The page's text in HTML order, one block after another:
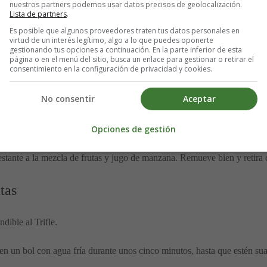
es una mezcla de frutos rojos y gelatina.Este paso es crucial
, ya
en una cacerola junto con el azúcar en polvo. Cocina a
almibarado.
jugo resultante, y colócalos en un tazón. Añade una cucharada de
que quedaron en la cacerola, añade el jugo de manzana. Cocina a
azúcar, no dudes en añadirla.
a la mezcla de frutas y jugo de manzana. Remueve bien y retira
al Trifle.
un bol con agua fría durante unos cinco minutos, hasta que estén
nuestros partners podemos usar datos precisos de geolocalización.
Lista de partners.
Es posible que algunos proveedores traten tus datos personales en
virtud de un interés legítimo, algo a lo que puedes oponerte
gestionando tus opciones a continuación. En la parte inferior de esta
página o en el menú del sitio, busca un enlace para gestionar o retirar el
consentimiento en la configuración de privacidad y cookies.
Aceptar
No consentir
Opciones de gestión